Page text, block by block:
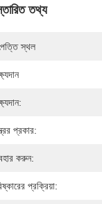
তথ্য
স্থল
প্রকার:
করুন:
প্রক্রিয়া: